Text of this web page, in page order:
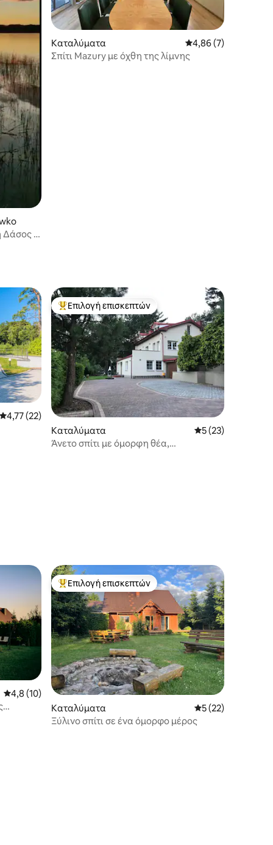
Δάσος -
Καταλύματα Μέση βαθμολογία:
4,86 (7)
Σπίτι Mazury με όχθη της λίμνης
Μέση βαθμολογία: 4,77 στα 5, 22 κριτικές
4,77 (22)
Κορυφαία επιλογή επισκεπτών
Επιλογή επισκεπτών
Καταλύματα Μέση βαθμολογία:
5 (23)
Άνετο σπίτι με όμορφη θέα,
Μέση βαθμολογία: 4,8 στα 5, 10 κριτικές
4,8 (10)
Κορυφαία επιλογή επισκεπτών
Επιλογή επισκεπτών
Καταλύματα Μέση βαθμολογία:
5 (22)
Ξύλινο σπίτι σε ένα όμορφο μέρος